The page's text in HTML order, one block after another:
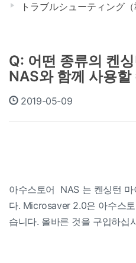
トラブルシューティング（
Q: 어떤 종류의 켄
NAS와 함께 사용할
2019-05-09
아수스토어 NAS 는 켄싱턴
다. Microsaver 2.0은 아수스
습니다. 올바른 것을 구입하십